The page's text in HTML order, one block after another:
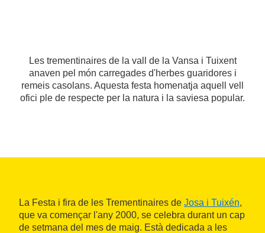
Les trementinaires de la vall de la Vansa i Tuixent
anaven pel món carregades d'herbes guaridores i
remeis casolans. Aquesta festa homenatja aquell vell
ofici ple de respecte per la natura i la saviesa popular.
La Festa i fira de les Trementinaires de Josa i Tuixén,
que va començar l'any 2000, se celebra durant un cap
de setmana del mes de maig. Està dedicada a les